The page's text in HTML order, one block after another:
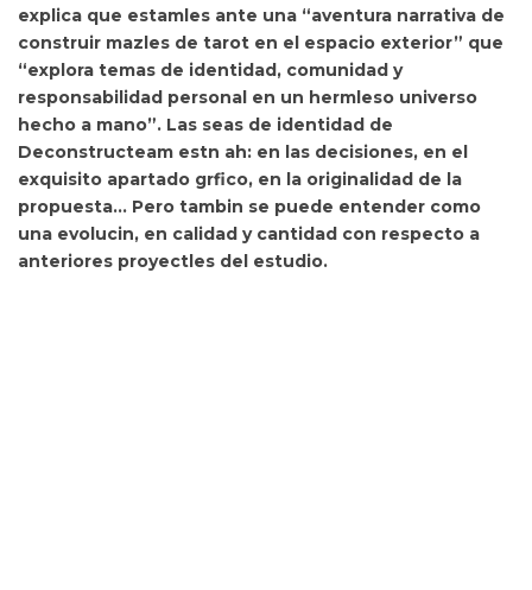
explica que estamles ante una “aventura narrativa de
construir mazles de tarot en el espacio exterior” que
“explora temas de identidad, comunidad y
responsabilidad personal en un hermleso universo
hecho a mano”. Las seas de identidad de
Deconstructeam estn ah: en las decisiones, en el
exquisito apartado grfico, en la originalidad de la
propuesta… Pero tambin se puede entender como
una evolucin, en calidad y cantidad con respecto a
anteriores proyectles del estudio.